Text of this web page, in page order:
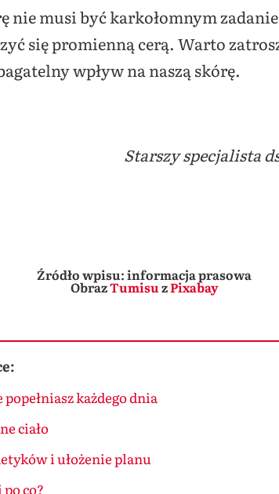
nie musi być karkołomnym
się promienną cerą. Warto
wpływ na naszą skórę.
Starszy specjalista
Źródło wpisu: informacja prasowa
ObrazTumisuzPixabay
każdego dnia
ciało
i ułożenie planu
co?